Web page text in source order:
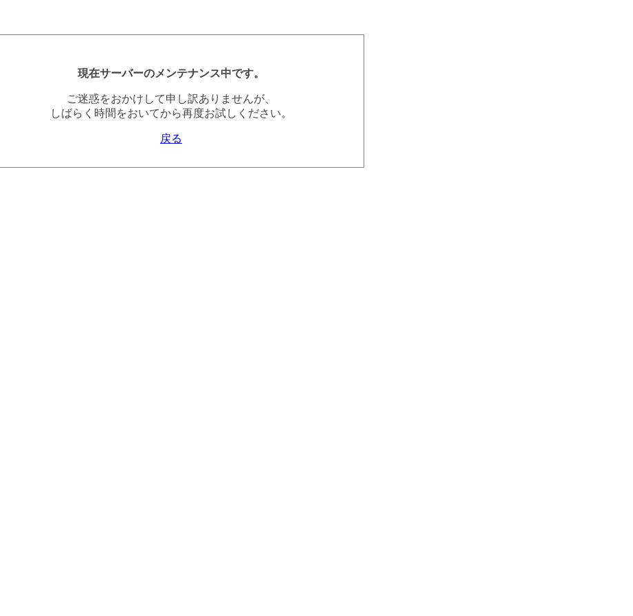
現在サーバーのメンテナンス中です。
ご迷惑をおかけして申し訳ありませんが、
しばらく時間をおいてから再度お試しください。
戻る